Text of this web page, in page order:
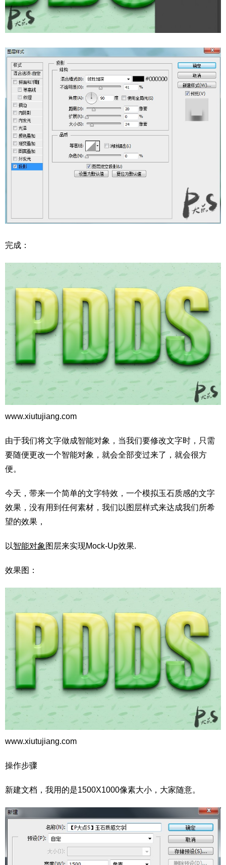
完成：
www.xiutujiang.com
由于我们将文字做成智能对象，当我们要修改文字时，只需
要随便更改一个智能对象，就会全部变过来了，就会很方
便。
今天，带来一个简单的文字特效，一个模拟玉石质感的文字
效果，没有用到任何素材，我们以图层样式来达成我们所希
望的效果，
以智能对象 图层来实现Mock-Up效果.
效果图：
www.xiutujiang.com
操作步骤
新建文档，我用的是1500X1000像素大小，大家随意。